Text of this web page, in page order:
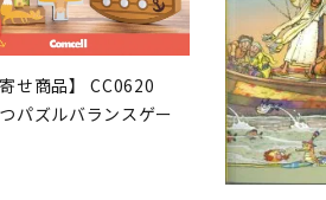
寄せ商品】 CC0620
パズルバランスゲー